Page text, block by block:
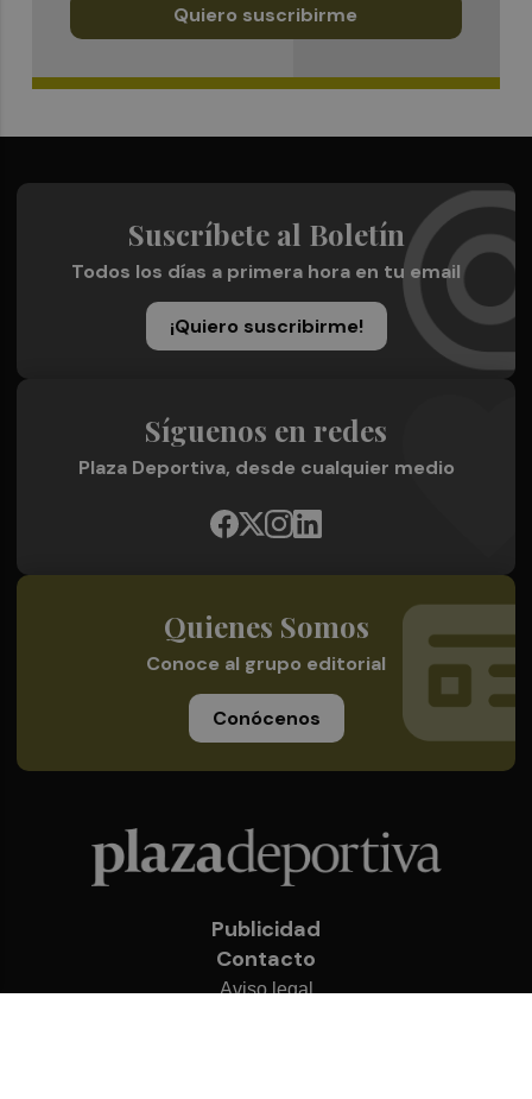
Quiero suscribirme
Suscríbete al Boletín
Todos los días a primera hora en tu email
¡Quiero suscribirme!
Síguenos en redes
Plaza Deportiva, desde cualquier medio
Quienes Somos
Conoce al grupo editorial
Conócenos
Publicidad
Contacto
Aviso legal